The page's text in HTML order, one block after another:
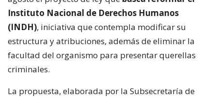
Instituto Nacional de Derechos Humanos
(INDH), iniciativa que contempla modificar su
estructura y atribuciones, además de eliminar la
facultad del organismo para presentar querellas
criminales.
La propuesta, elaborada por la Subsecretaría de